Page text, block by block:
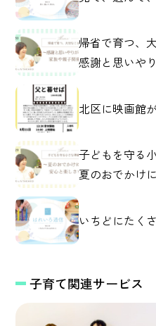
帰省で育つ、
感謝と思いや
北区に映画館
子どもを守る
夏のおでかけ
いちどにたく
子育て関連サービス